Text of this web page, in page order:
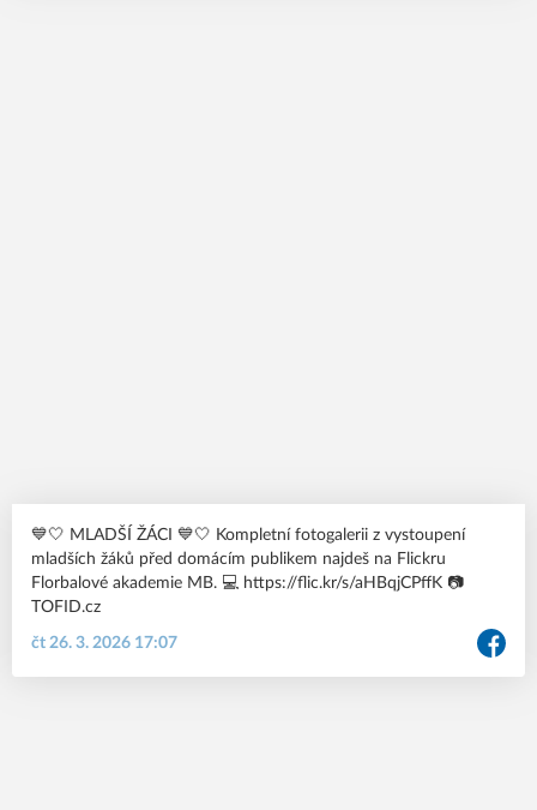
💙🤍 MLADŠÍ ŽÁCI 💙🤍 Kompletní fotogalerii z vystoupení
mladších žáků před domácím publikem najdeš na Flickru
Florbalové akademie MB. 💻 https://flic.kr/s/aHBqjCPffK 📷
TOFID.cz
čt 26. 3. 2026 17:07